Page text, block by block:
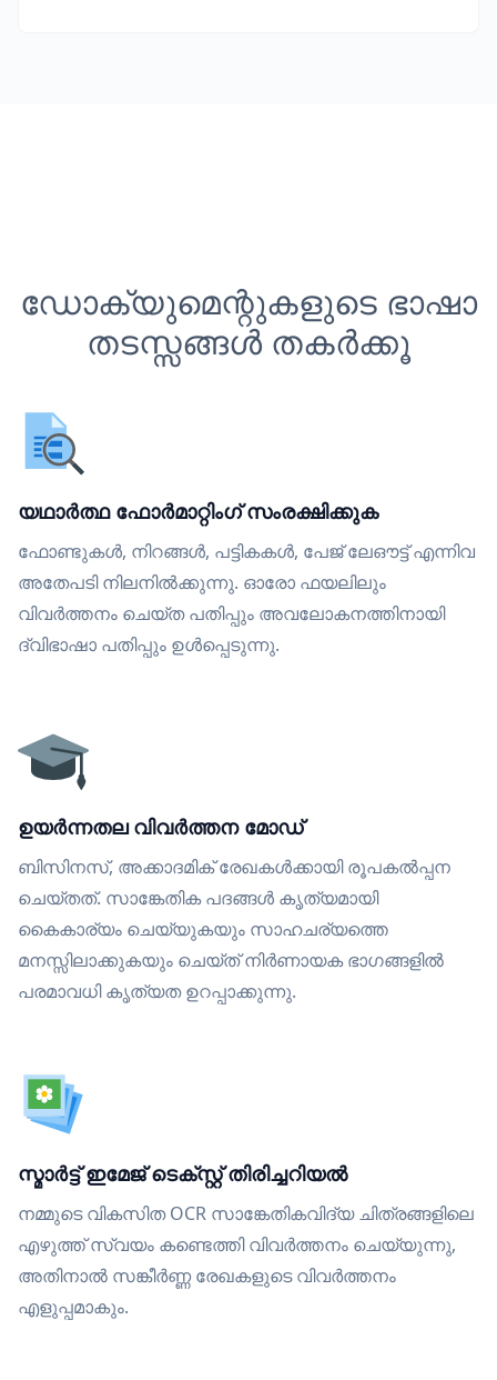
ഡോക്യുമെന്റുകളുടെ ഭാഷാ
തടസ്സങ്ങൾ തകർക്കൂ
യഥാർത്ഥ ഫോർമാറ്റിംഗ് സംരക്ഷിക്കുക
ഫോണ്ടുകൾ, നിറങ്ങൾ, പട്ടികകൾ, പേജ് ലേഔട്ട് എന്നിവ
അതേപടി നിലനിൽക്കുന്നു. ഓരോ ഫയലിലും
വിവർത്തനം ചെയ്ത പതിപ്പും അവലോകനത്തിനായി
ദ്വിഭാഷാ പതിപ്പും ഉൾപ്പെടുന്നു.
ഉയർന്നതല വിവർത്തന മോഡ്
ബിസിനസ്, അക്കാദമിക് രേഖകൾക്കായി രൂപകൽപ്പന
ചെയ്തത്. സാങ്കേതിക പദങ്ങൾ കൃത്യമായി
കൈകാര്യം ചെയ്യുകയും സാഹചര്യത്തെ
മനസ്സിലാക്കുകയും ചെയ്ത് നിർണായക ഭാഗങ്ങളിൽ
പരമാവധി കൃത്യത ഉറപ്പാക്കുന്നു.
സ്മാർട്ട് ഇമേജ് ടെക്സ്റ്റ് തിരിച്ചറിയൽ
നമ്മുടെ വികസിത OCR സാങ്കേതികവിദ്യ ചിത്രങ്ങളിലെ
എഴുത്ത് സ്വയം കണ്ടെത്തി വിവർത്തനം ചെയ്യുന്നു,
അതിനാൽ സങ്കീർണ്ണ രേഖകളുടെ വിവർത്തനം
എളുപ്പമാകും.